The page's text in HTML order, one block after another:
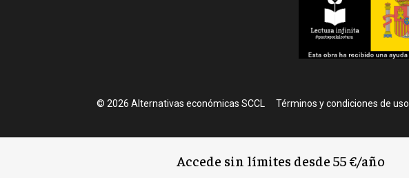
Accede sin límites desde 55 €/año
© 2026 Alternativas económicas SCCL Footer
Términos y condiciones de uso